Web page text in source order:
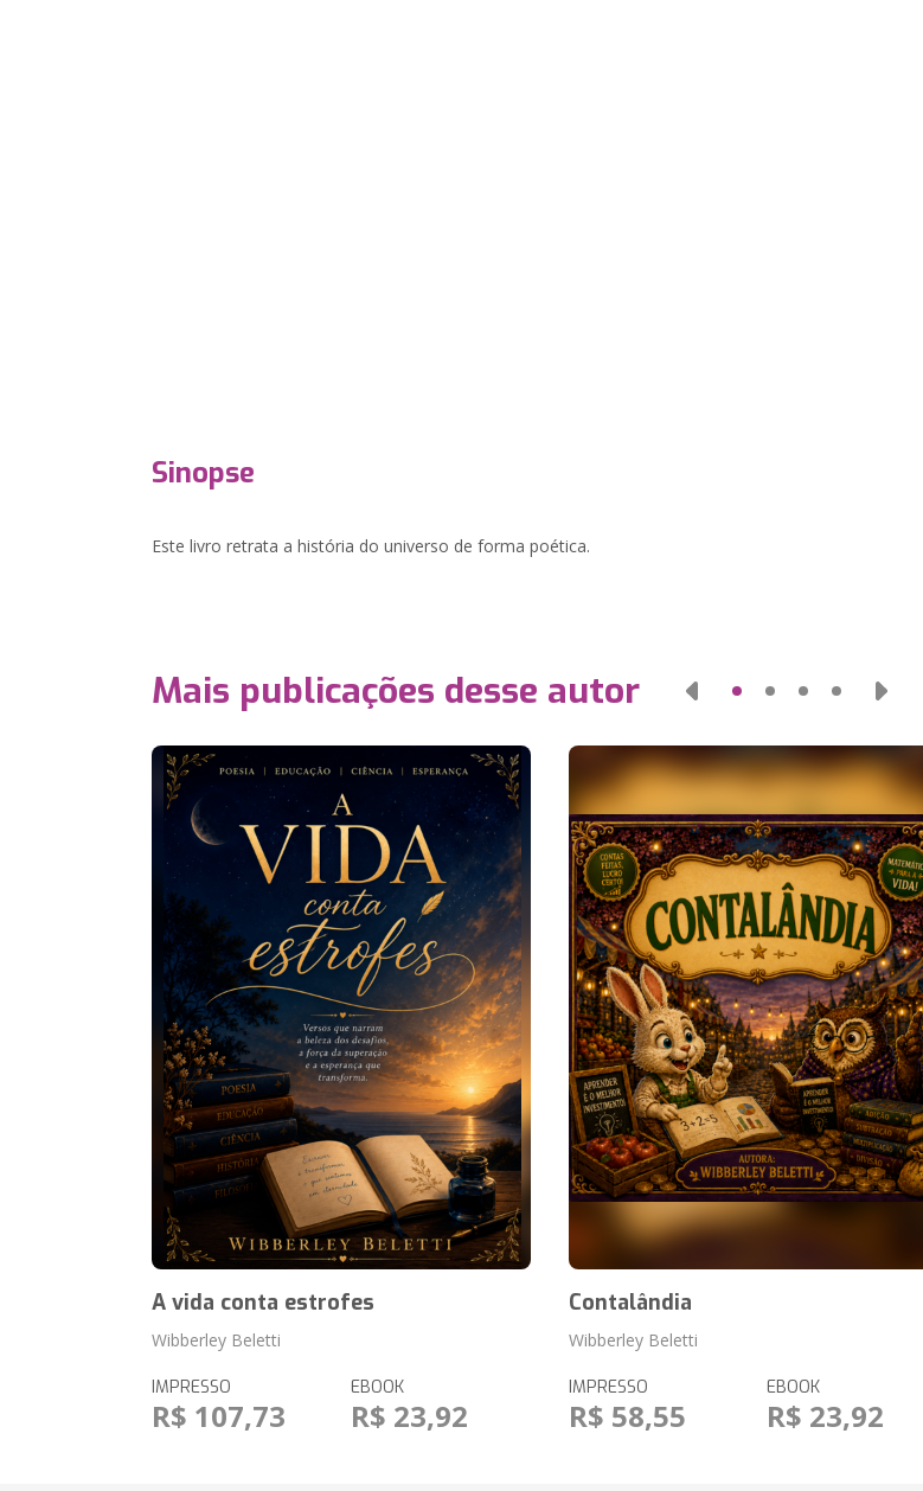
Sinopse
Este livro retrata a história do universo de forma poética.
Mais publicações desse autor
A vida conta estrofes
Wibberley Beletti
IMPRESSO
R$ 107,73
EBOOK
R$ 23,92
Contalândia
Wibberley Beletti
IMPRESSO
R$ 58,55
EBOOK
R$ 23,92